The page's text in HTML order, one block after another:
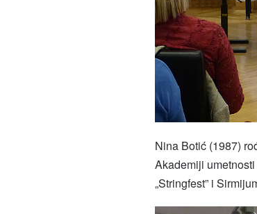
Nina Botić (1987)
Akademiji
„Stringfest” i